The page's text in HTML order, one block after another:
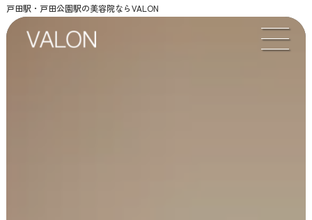
戸田駅・戸田公園駅の美容院ならVALON